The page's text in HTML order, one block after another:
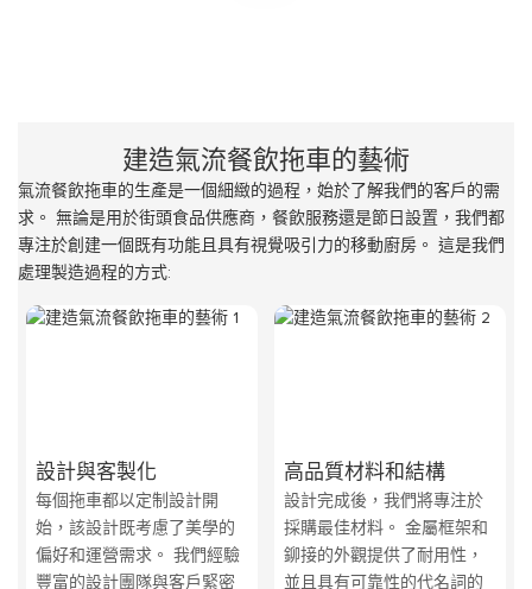
建造氣流餐飲拖車的藝術
氣流餐飲拖車的生產是一個細緻的過程，始於了解我們的客戶的需
求。 無論是用於街頭食品供應商，餐飲服務還是節日設置，我們都
專注於創建一個既有功能且具有視覺吸引力的移動廚房。 這是我們
處理製造過程的方式:
設計與客製化
每個拖車都以定制設計開
始，該設計既考慮了美學的
偏好和運營需求。 我們經驗
豐富的設計團隊與客戶緊密
高品質材料和結構
設計完成後，我們將專注於
採購最佳材料。 金屬框架和
鉚接的外觀提供了耐用性，
並且具有可靠性的代名詞的